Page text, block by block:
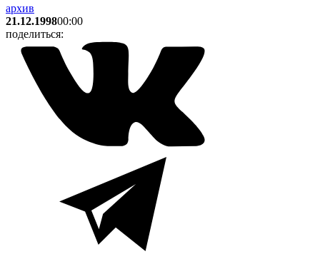
архив
21.12.199800:00
поделиться: